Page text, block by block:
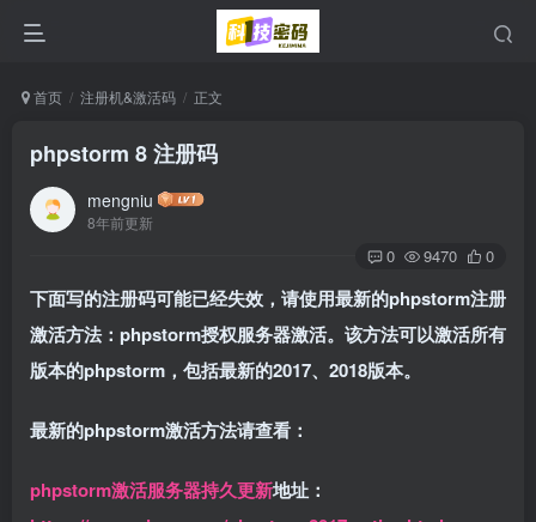
首页 注册机&激活码 正文
phpstorm 8 注册码
mengniu
8年前更新
0 9470 0
下面写的注册码可能已经失效，请使用最新的phpstorm注册
激活方法：phpstorm授权服务器激活。该方法可以激活所有
版本的phpstorm，包括最新的2017、2018版本。
最新的phpstorm激活方法请查看：
phpstorm激活服务器持久更新地址：